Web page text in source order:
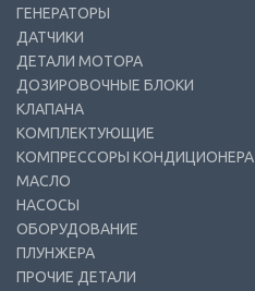
ГЕНЕРАТОРЫ
ДАТЧИКИ
ДЕТАЛИ МОТОРА
ДОЗИРОВОЧНЫЕ БЛОКИ
КЛАПАНА
КОМПЛЕКТУЮЩИЕ
КОМПРЕССОРЫ КОНДИЦИОНЕРА
МАСЛО
НАСОСЫ
ОБОРУДОВАНИЕ
ПЛУНЖЕРА
ПРОЧИЕ ДЕТАЛИ